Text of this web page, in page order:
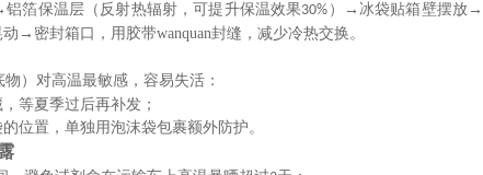
铝箔保温层（反射热辐射，可提升保温效果30% ）→冰袋贴箱壁摆放→
→密封箱口，用胶带wanquan封缝，减少冷热交换。
物）‌对高温最敏感，容易失活：
等夏季过后再补发；
位置，单独用泡沫袋包裹额外防护。